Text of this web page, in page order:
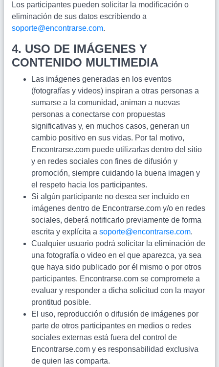
Los participantes pueden solicitar la modificación o
eliminación de sus datos escribiendo a
soporte@encontrarse.com.
4. USO DE IMÁGENES Y
CONTENIDO MULTIMEDIA
Las imágenes generadas en los eventos
(fotografías y videos) inspiran a otras personas a
sumarse a la comunidad, animan a nuevas
personas a conectarse con propuestas
significativas y, en muchos casos, generan un
cambio positivo en sus vidas. Por tal motivo,
Encontrarse.com puede utilizarlas dentro del sitio
y en redes sociales con fines de difusión y
promoción, siempre cuidando la buena imagen y
el respeto hacia los participantes.
Si algún participante no desea ser incluido en
imágenes dentro de Encontrarse.com y/o en redes
sociales, deberá notificarlo previamente de forma
escrita y explícita a soporte@encontrarse.com.
Cualquier usuario podrá solicitar la eliminación de
una fotografía o video en el que aparezca, ya sea
que haya sido publicado por él mismo o por otros
participantes. Encontrarse.com se compromete a
evaluar y responder a dicha solicitud con la mayor
prontitud posible.
El uso, reproducción o difusión de imágenes por
parte de otros participantes en medios o redes
sociales externas está fuera del control de
Encontrarse.com y es responsabilidad exclusiva
de quien las comparta.